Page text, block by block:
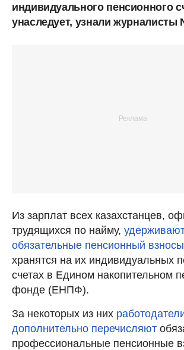
индивидуального пенсионного
унаследует, узнали журналисты
Из зарплат всех казахстанцев,
трудящихся по найму,
обязательные пенсионный взносы
хранятся на их индивидуальных
счетах в Едином накопительном
фонде (ЕНПФ).
За некоторых из них
дополнительно перечисляют
профессиональные пенсионные